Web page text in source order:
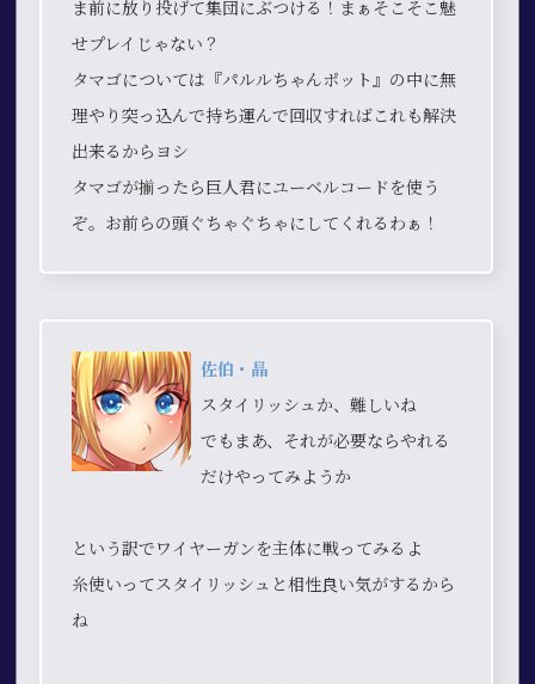
ま前に放り投げて集団にぶつける！まぁそこそこ魅
せプレイじゃない？
タマゴについては『パルルちゃんポット』の中に無
理やり突っ込んで持ち運んで回収すればこれも解決
出来るからヨシ
タマゴが揃ったら巨人君にユーベルコードを使う
ぞ。お前らの頭ぐちゃぐちゃにしてくれるわぁ！
佐伯・晶
スタイリッシュか、難しいね
でもまあ、それが必要ならやれる
だけやってみようか
という訳でワイヤーガンを主体に戦ってみるよ
糸使いってスタイリッシュと相性良い気がするから
ね